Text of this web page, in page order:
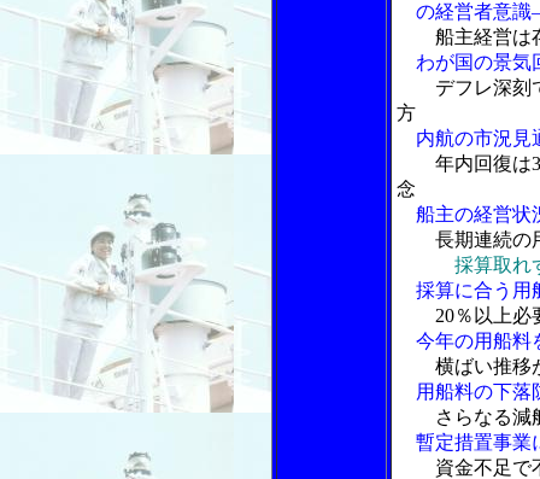
の経営者意識
船主経営は
わが国の景気
デフレ深刻
方
内航の市況見
年内回復は
念
船主の経営状
長期連続の
採算取れ
採算に合う用
20％以上必
今年の用船料
横ばい推移
用船料の下落
さらなる減
暫定措置事業
資金不足で